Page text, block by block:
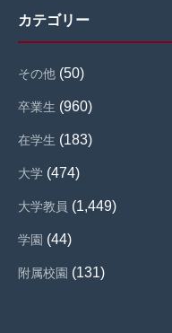
カテゴリー
その他 (50)
卒業生 (960)
在学生 (183)
大学 (474)
大学教員 (1,449)
学園 (44)
附属校園 (131)